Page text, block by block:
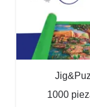
Jig&Puz
1000